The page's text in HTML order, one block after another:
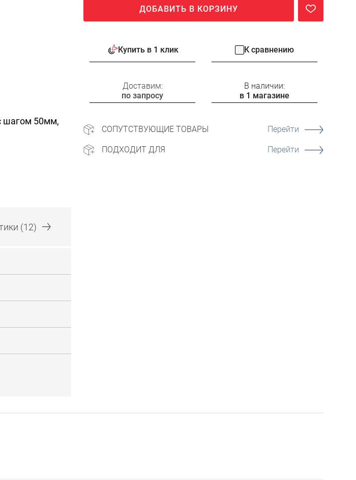
шагом 50мм,
(12)
ДОБАВИТЬ В КОРЗИНУ
Купить в 1 клик К сравнению
Доставим:
по запросу
В наличии:
в 1 магазине
СОПУТСТВУЮЩИЕ ТОВАРЫ Перейти
ПОДХОДИТ ДЛЯ Перейти